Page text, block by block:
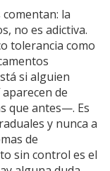
la
no es adictiva.
tolerancia como
si alguien
de
que antes—. Es
y nunca a
de
sin control es el